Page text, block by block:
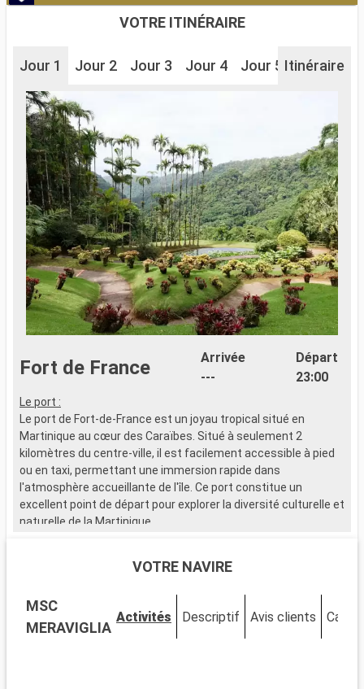
VOTRE ITINÉRAIRE
Jour 1 Jour 2 Jour 3 Jour 4 Jour 5 Jour 7
Itinéraire
Fort de France
Arrivée
---
Départ
23:00
Le port :
Le port de Fort-de-France est un joyau tropical situé en
Martinique au cœur des Caraïbes. Situé à seulement 2
kilomètres du centre-ville, il est facilement accessible à pied
ou en taxi, permettant une immersion rapide dans
l'atmosphère accueillante de l'île. Ce port constitue un
excellent point de départ pour explorer la diversité culturelle et
naturelle de la Martinique.
Fort-de-France, capitale de la Martinique, regorge de sites
Schoelcher, célèbre pour son architecture remarquable.
Visitez le Fort Saint-Louis, qui reflète l'histoire militaire de l'île.
Le marché local, avec ses étals colorés, offre une fenêtre sur
VOTRE NAVIRE
MSC
MERAVIGLIA
Activités Descriptif Avis clients